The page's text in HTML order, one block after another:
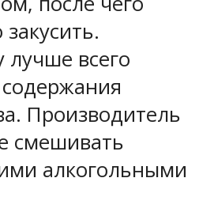
лучше всего
Производитель
смешивать
алкогольными